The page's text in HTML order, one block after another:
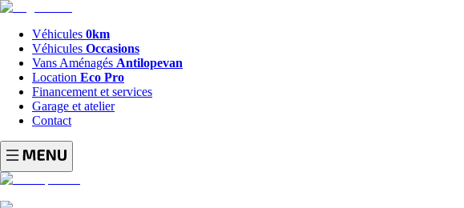
Véhicules 0km
Véhicules Occasions
Vans Aménagés Antilopevan
Location Eco Pro
Financement et services
Garage et atelier
Contact